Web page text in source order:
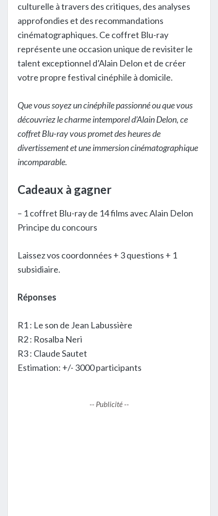
culturelle à travers des critiques, des analyses
approfondies et des recommandations
cinématographiques. Ce coffret Blu-ray
représente une occasion unique de revisiter le
talent exceptionnel d’Alain Delon et de créer
votre propre festival cinéphile à domicile.
Que vous soyez un cinéphile passionné ou que vous
découvriez le charme intemporel d’Alain Delon, ce
coffret Blu-ray vous promet des heures de
divertissement et une immersion cinématographique
incomparable.
Cadeaux à gagner
– 1 coffret Blu-ray de 14 films avec Alain Delon
Principe du concours
Laissez vos coordonnées + 3 questions + 1
subsidiaire.
Réponses
R1 : Le son de Jean Labussière
R2 : Rosalba Neri
R3 : Claude Sautet
Estimation: +/- 3000 participants
-- Publicité --